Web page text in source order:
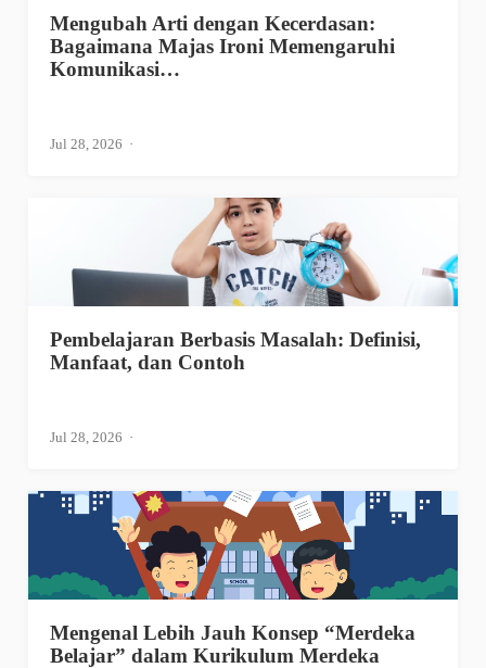
Mengubah Arti dengan Kecerdasan:
Bagaimana Majas Ironi Memengaruhi
Komunikasi…
Jul 28, 2026
Pembelajaran Berbasis Masalah: Definisi,
Manfaat, dan Contoh
Jul 28, 2026
Mengenal Lebih Jauh Konsep “Merdeka
Belajar” dalam Kurikulum Merdeka